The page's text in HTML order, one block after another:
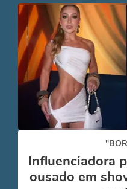
Influenciadora
ousado em